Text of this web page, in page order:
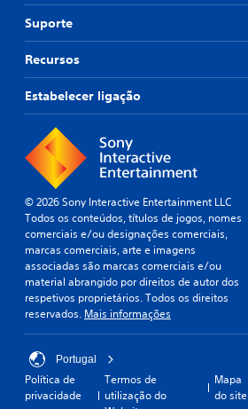
Suporte
Recursos
Estabelecer ligação
© 2026 Sony Interactive Entertainment LLC
Todos os conteúdos, títulos de jogos, nomes
comerciais e/ou designações comerciais,
marcas comerciais, arte e imagens
associadas são marcas comerciais e/ou
material abrangido por direitos de autor dos
respetivos proprietários. Todos os direitos
reservados. Mais informações
Portugal
Política de
privacidade
Termos de
utilização do
Mapa
do site